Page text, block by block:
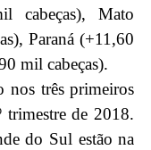
cabeças), Mato
Paraná (+11,60
mil cabeças).
nos três primeiros
trimestre de 2018.
do Sul estão na